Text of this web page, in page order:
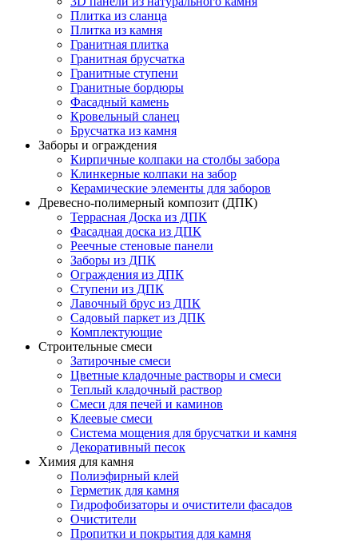
Плитка из сланца
Плитка из камня
Гранитная плитка
Гранитная брусчатка
Гранитные ступени
Гранитные бордюры
Фасадный камень
Кровельный сланец
Брусчатка из камня
Заборы и ограждения
Кирпичные колпаки на столбы забора
Клинкерные колпаки на забор
Керамические элементы для заборов
Древесно-полимерный композит (ДПК)
Террасная Доска из ДПК
Фасадная доска из ДПК
Реечные стеновые панели
Заборы из ДПК
Ограждения из ДПК
Ступени из ДПК
Лавочный брус из ДПК
Садовый паркет из ДПК
Комплектующие
Строительные смеси
Затирочные смеси
Цветные кладочные растворы и смеси
Теплый кладочный раствор
Смеси для печей и каминов
Клеевые смеси
Система мощения для брусчатки и камня
Декоративный песок
Химия для камня
Полиэфирный клей
Герметик для камня
Гидрофобизаторы и очистители фасадов
Очистители
Пропитки и покрытия для камня